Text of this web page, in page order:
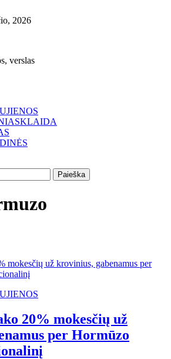
2026
verslas
20% mokesčių už
per Hormūzo